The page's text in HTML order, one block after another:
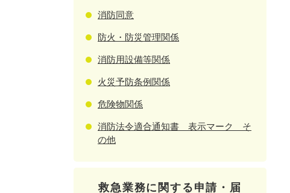
消防同意
防火・防災管理関係
消防用設備等関係
火災予防条例関係
危険物関係
消防法令適合通知書 表示マーク そ
の他
救急業務に関する申請・届